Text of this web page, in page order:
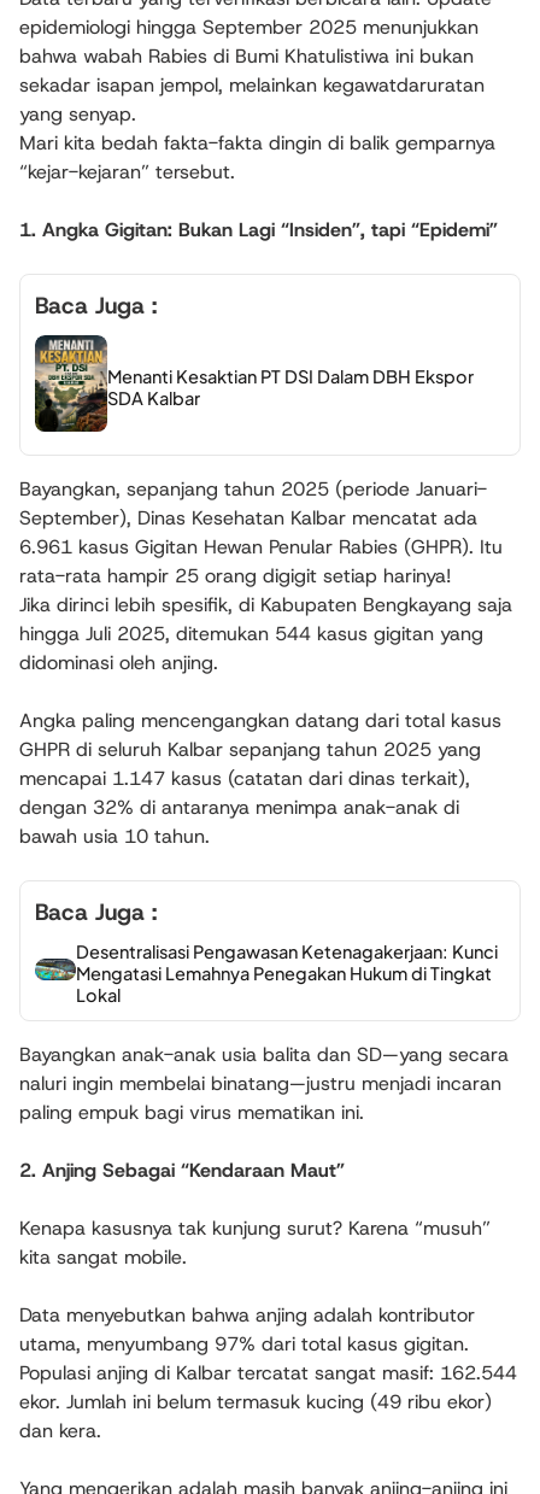
epidemiologi hingga September 2025 menunjukkan
bahwa wabah Rabies di Bumi Khatulistiwa ini bukan
sekadar isapan jempol, melainkan kegawatdaruratan
yang senyap.
Mari kita bedah fakta-fakta dingin di balik gemparnya
“kejar-kejaran” tersebut.
1. Angka Gigitan: Bukan Lagi “Insiden”, tapi “Epidemi”
Baca Juga :
Menanti Kesaktian PT DSI Dalam DBH Ekspor
SDA Kalbar
Bayangkan, sepanjang tahun 2025 (periode Januari-
September), Dinas Kesehatan Kalbar mencatat ada
6.961 kasus Gigitan Hewan Penular Rabies (GHPR). Itu
rata-rata hampir 25 orang digigit setiap harinya!
Jika dirinci lebih spesifik, di Kabupaten Bengkayang saja
hingga Juli 2025, ditemukan 544 kasus gigitan yang
didominasi oleh anjing.
Angka paling mencengangkan datang dari total kasus
GHPR di seluruh Kalbar sepanjang tahun 2025 yang
mencapai 1.147 kasus (catatan dari dinas terkait),
dengan 32% di antaranya menimpa anak-anak di
bawah usia 10 tahun.
Baca Juga :
Desentralisasi Pengawasan Ketenagakerjaan: Kunci
Mengatasi Lemahnya Penegakan Hukum di Tingkat
Lokal
Bayangkan anak-anak usia balita dan SD—yang secara
naluri ingin membelai binatang—justru menjadi incaran
paling empuk bagi virus mematikan ini.
2. Anjing Sebagai “Kendaraan Maut”
Kenapa kasusnya tak kunjung surut? Karena “musuh”
kita sangat mobile.
Data menyebutkan bahwa anjing adalah kontributor
utama, menyumbang 97% dari total kasus gigitan.
Populasi anjing di Kalbar tercatat sangat masif: 162.544
ekor. Jumlah ini belum termasuk kucing (49 ribu ekor)
dan kera.